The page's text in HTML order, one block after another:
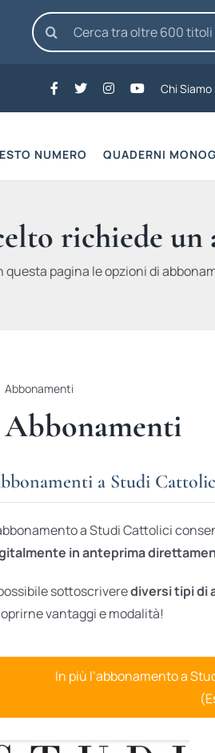
Cerca
per:
Chi Siamo
NUMERO QUADERNI
richiede
questa pagina le opzioni di
Abbonamenti
Abbonamenti
a Studi
a Studi Cattolici
in anteprima
sottoscriverediversi tipi di
vantaggi e modalità!
In più l’abbonamento a